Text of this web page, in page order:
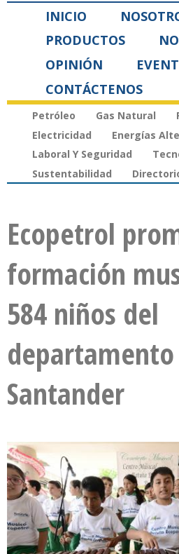
INICIO
PRODUCTOS
OPINIÓN
CONTÁCTENOS
Petróleo Gas Natural
Electricidad
Energías
Laboral Y Seguridad
Sustentabilidad
Ecopetrol
formación
584 niños del
Santander